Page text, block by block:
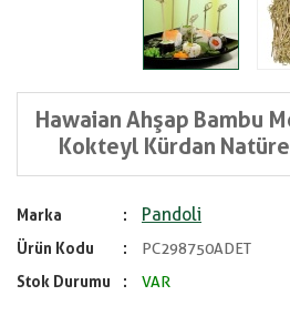
Hawaian Ahşap Bambu
Kokteyl Kürdan
Marka Pandoli
Ürün Kodu
PC298750ADET
Stok Durumu
VAR